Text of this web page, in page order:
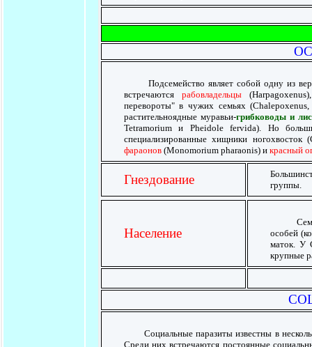
Подсемейство являет собой одну из
встречаются рабовладельцы
перевороты" в чужих семьях
растительноядные муравьи-грибководы и
Tetramorium и Pheidole fervida). Но
специализированные хищники
фараонов(Monomorium pharaonis) и красный
Гнездование
группы.
Население
Семьи
особей
маток. У
крупные
Социальные паразиты известны в
Среди них встречаются постоянные